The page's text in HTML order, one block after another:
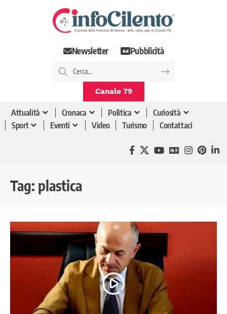
Newsletter Pubblicità
Canale 79
Attualità Cronaca Politica
Curiosità
Sport
Eventi Video Turismo Contattaci
Tag: plastica